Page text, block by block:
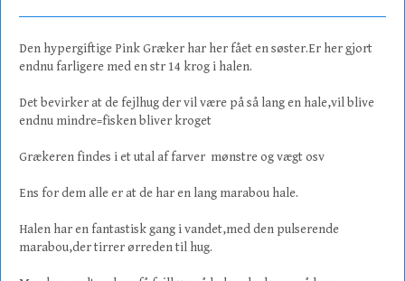
Den hypergiftige Pink Græker har her fået en søster.Er her gjort
endnu farligere med en str 14 krog i halen.
Det bevirker at de fejlhug der vil være på så lang en hale,vil blive
endnu mindre=fisken bliver kroget
Grækeren findes i et utal af farver mønstre og vægt osv
Ens for dem alle er at de har en lang marabou hale.
Halen har en fantastisk gang i vandet,med den pulserende
marabou,der tirrer ørreden til hug.